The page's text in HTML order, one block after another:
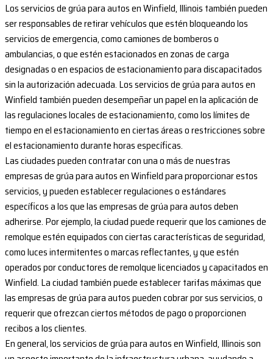
Los servicios de grúa para autos en Winfield, Illinois también pueden
ser responsables de retirar vehículos que estén bloqueando los
servicios de emergencia, como camiones de bomberos o
ambulancias, o que estén estacionados en zonas de carga
designadas o en espacios de estacionamiento para discapacitados
sin la autorización adecuada. Los servicios de grúa para autos en
Winfield también pueden desempeñar un papel en la aplicación de
las regulaciones locales de estacionamiento, como los límites de
tiempo en el estacionamiento en ciertas áreas o restricciones sobre
el estacionamiento durante horas específicas.
Las ciudades pueden contratar con una o más de nuestras
empresas de grúa para autos en Winfield para proporcionar estos
servicios, y pueden establecer regulaciones o estándares
específicos a los que las empresas de grúa para autos deben
adherirse. Por ejemplo, la ciudad puede requerir que los camiones de
remolque estén equipados con ciertas características de seguridad,
como luces intermitentes o marcas reflectantes, y que estén
operados por conductores de remolque licenciados y capacitados en
Winfield. La ciudad también puede establecer tarifas máximas que
las empresas de grúa para autos pueden cobrar por sus servicios, o
requerir que ofrezcan ciertos métodos de pago o proporcionen
recibos a los clientes.
En general, los servicios de grúa para autos en Winfield, Illinois son